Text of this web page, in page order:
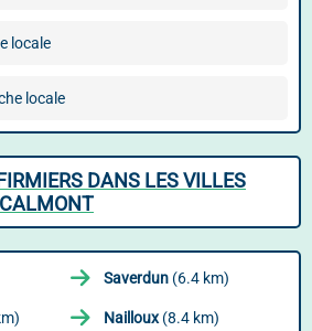
locale
locale
DANS LES VILLES
Saverdun (6.4 km)
Nailloux(8.4 km)